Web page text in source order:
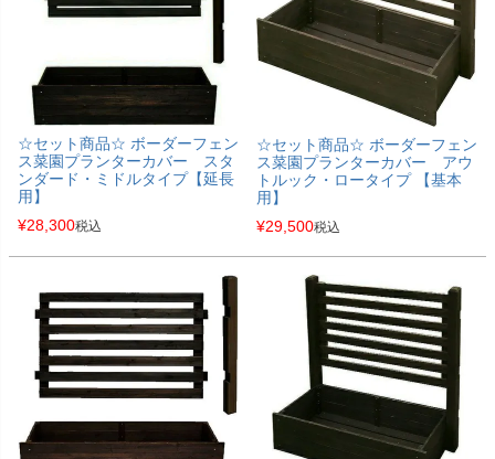
☆セット商品☆ ボーダーフェン
ス菜園プランターカバー スタ
ンダード・ミドルタイプ【延長
用】
¥28,300税込
☆セット商品☆ ボーダーフェン
ス菜園プランターカバー アウ
トルック・ロータイプ 【基本
用】
¥29,500税込